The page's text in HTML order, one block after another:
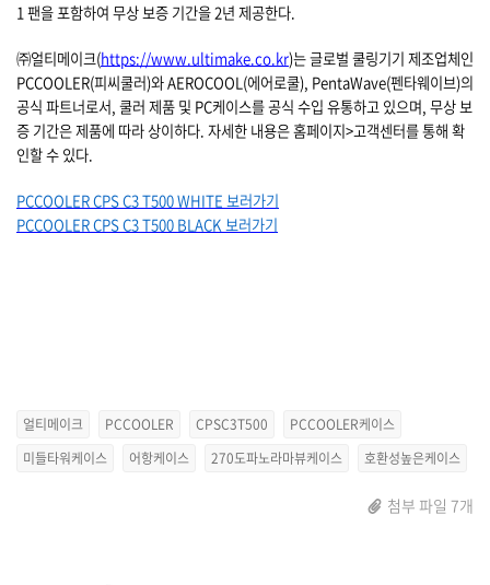
1 팬을 포함하여 무상 보증 기간을 2년 제공한다.
㈜얼티메이크(https://www.ultimake.co.kr)는 글로벌 쿨링기기 제조업체인
PCCOOLER(피씨쿨러)와 AEROCOOL(에어로쿨), PentaWave(펜타웨이브)의
공식 파트너로서, 쿨러 제품 및 PC케이스를 공식 수입 유통하고 있으며, 무상 보
증 기간은 제품에 따라 상이하다. 자세한 내용은 홈페이지>고객센터를 통해 확
인할 수 있다.
PCCOOLER CPS C3 T500 WHITE 보러가기
PCCOOLER CPS C3 T500 BLACK 보러가기
얼티메이크 PCCOOLER CPSC3T500
PCCOOLER케이스
미들타워케이스
어항케이스 270도파노라마뷰케이스 호환성높은케이스
첨부 파일 7개